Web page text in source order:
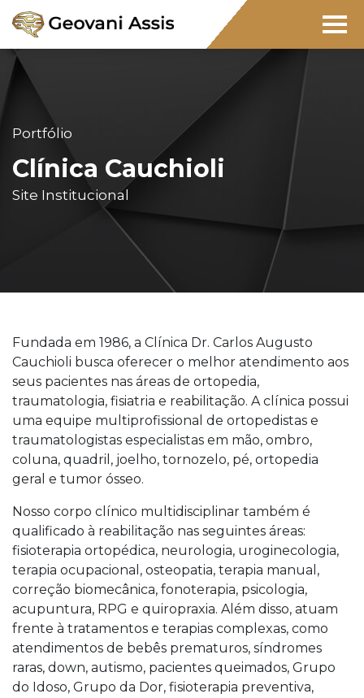
Portfólio
Clínica Cauchioli
Site Institucional
Fundada em 1986, a Clínica Dr. Carlos Augusto
Cauchioli busca oferecer o melhor atendimento aos
seus pacientes nas áreas de ortopedia,
traumatologia, fisiatria e reabilitação. A clínica possui
uma equipe multiprofissional de ortopedistas e
traumatologistas especialistas em mão, ombro,
coluna, quadril, joelho, tornozelo, pé, ortopedia
geral e tumor ósseo.
Nosso corpo clínico multidisciplinar também é
qualificado à reabilitação nas seguintes áreas:
fisioterapia ortopédica, neurologia, uroginecologia,
terapia ocupacional, osteopatia, terapia manual,
correção biomecânica, fonoterapia, psicologia,
acupuntura, RPG e quiropraxia. Além disso, atuam
frente à tratamentos e terapias complexas, como
atendimentos de bebês prematuros, síndromes
raras, down, autismo, pacientes queimados, Grupo
do Idoso, Grupo da Dor, fisioterapia preventiva,